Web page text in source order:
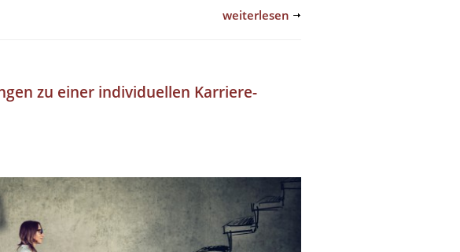
weiterlesen
zu einer individuellen Karriere-